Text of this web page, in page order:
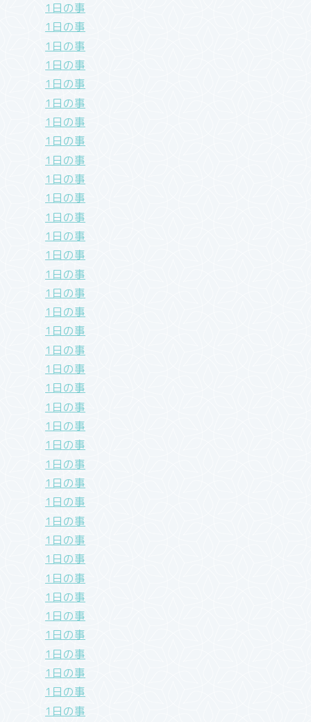
1日の事
1日の事
1日の事
1日の事
1日の事
1日の事
1日の事
1日の事
1日の事
1日の事
1日の事
1日の事
1日の事
1日の事
1日の事
1日の事
1日の事
1日の事
1日の事
1日の事
1日の事
1日の事
1日の事
1日の事
1日の事
1日の事
1日の事
1日の事
1日の事
1日の事
1日の事
1日の事
1日の事
1日の事
1日の事
1日の事
1日の事
1日の事